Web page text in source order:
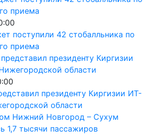
поступили 42 стобалльника по
приема
президенту Киргизии ИТ-
области